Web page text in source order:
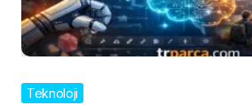
Teknoloji